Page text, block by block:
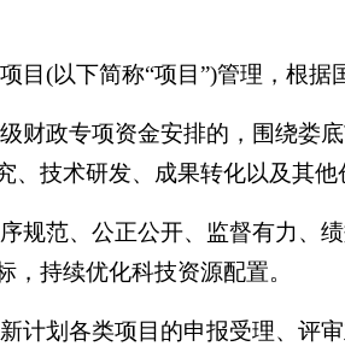
目(以下简称“项目”)管理，根
财政专项资金安排的，围绕娄
技术研发、成果转化以及其他
规范、公正公开、监督有力、
，持续优化科技资源配置。
计划各类项目的申报受理、评